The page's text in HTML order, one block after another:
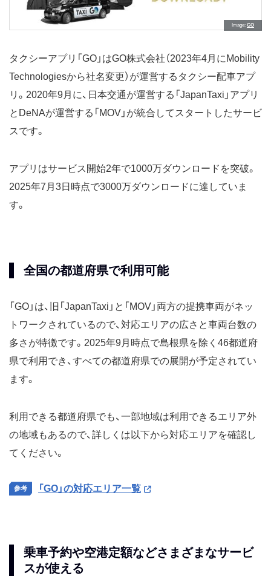
Image GO
タクシーアプリ「GO」はGO株式会社（2023年4月にMobility
Technologiesから社名変更）が運営するタクシー配車アプ
リ。2020年9月に、日本交通が運営する「JapanTaxi」アプリ
とDeNAが運営する「MOV」が統合してスタートしたサービ
スです。
アプリはサービス開始2年で1000万ダウンロードを突破。
2025年7月3日時点で3000万ダウンロードに達していま
す。
全国の都道府県で利用可能
「GO」は、旧「JapanTaxi」と「MOV」両方の提携車両がネッ
トワークされているので、対応エリアの広さと車両台数の
多さが特徴です。2025年9月時点で島根県を除く46都道府
県で利用でき、すべての都道府県での展開が予定されてい
ます。
利用できる都道府県でも、一部地域は利用できるエリア外
の地域もあるので、詳しくは以下から対応エリアを確認し
てください。
「GO」の対応エリア一覧
乗車予約や空港定額などさまざまなサービ
スが使える